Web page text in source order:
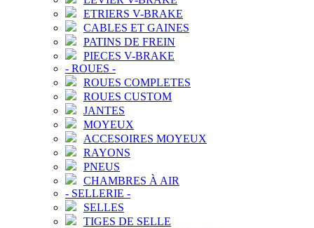
ETRIERS V-BRAKE
CABLES ET GAINES
PATINS DE FREIN
PIECES V-BRAKE
- ROUES -
ROUES COMPLETES
ROUES CUSTOM
JANTES
MOYEUX
ACCESOIRES MOYEUX
RAYONS
PNEUS
CHAMBRES À AIR
- SELLERIE -
SELLES
TIGES DE SELLE